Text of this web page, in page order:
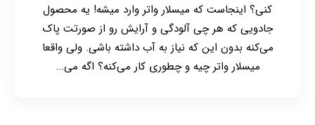
کنی؟ اینجاست که میسلار واتر وارد میشه! یه محصول
جادویی که هر چی آلودگی و آرایش رو از صورتت پاک
می‌کنه بدون این که نیاز به آب داشته باشی. ولی واقعا
میسلار واتر چیه و چطوری کار می‌کنه؟ اگه می‌...